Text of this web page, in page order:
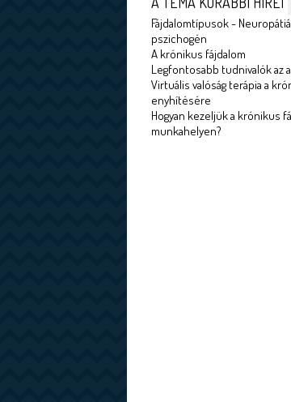
Fájdalomtípusok -
pszichogén
A krónikus fájdalom
Legfontosabb tudnivalók az
Virtuális valóság terápia a
enyhítésére
Hogyan kezeljük a krónikus
munkahelyen?